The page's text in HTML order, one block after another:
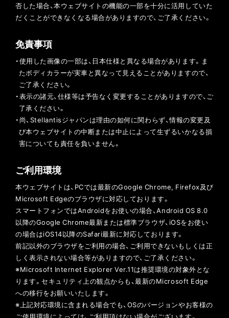
否した場合、本ウェブサイトの機能の一部を十分に活用していた
だくことができなくなる場合がありますので、ご了承ください。
免責事項
・使用した画像の一部は、日本仕様と異なる場合があります。ま
たボディカラーが実車と異なって見えることがありますので、
ご了承ください。
・表示の諸元、仕様等は予告なく変更することがありますので、ご
了承ください。
・尚、Stellantisジャパンは理由の如何に関わらず、情報の変更及
び本ウェブサイトの中断または中止によって生ずるいかなる損
害についても責任を負いません。
ご利用環境
本ウェブサイトは、PCでは最新のGoogle Chrome, Firefox及び
Microsoft Edgeのブラウザに対応しております。
スマートフォンではAndroidをお使いの場合、Android OS 8.0
以降のGoogle Chrome最新または標準ブラウザ、iOSをお使い
の場合はiOS14以降のSafari最新に対応しております。
前記以外のブラウザをご利用の場合、ご利用できないもしくは正
しく表示されない場合等がありますので、ご了承ください。
※Microsoft Internet Explorer Ver.11は推奨環境の対象外とな
ります。セキュリティ上の観点からも、最新のMicrosoft Edge
への移行をお願いいたします。
※上記対応環境に含まれる場合でも、OSのバージョンやお客様の